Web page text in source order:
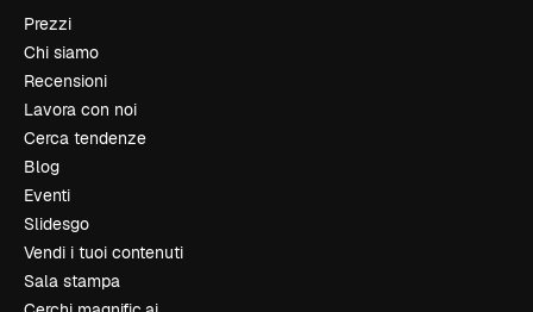
Prezzi
Chi siamo
Recensioni
Lavora con noi
Cerca tendenze
Blog
Eventi
Slidesgo
Vendi i tuoi contenuti
Sala stampa